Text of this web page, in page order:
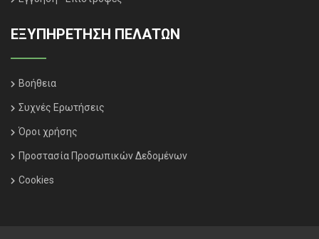
ΕΞΥΠΗΡΈΤΗΣΗ ΠΕΛΑΤΏΝ
Βοήθεια
Συχνές Ερωτήσεις
Όροι χρήσης
Προστασία Προσωπικών Δεδομένων
Cookies